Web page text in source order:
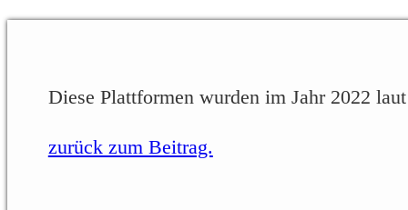
Diese Plattformen wurden im Jahr 2022
zurück zum Beitrag.